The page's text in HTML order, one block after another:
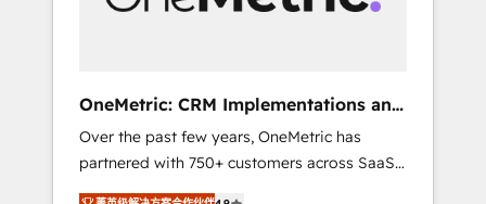
integrations 🤖 AI workflows & enrichment 📘
rely on for scalable revenue insights.
OneMetric: CRM Implementations and
GTM engineering
Over the past few years, OneMetric has
partnered with 750+ customers across SaaS,
fintech, healthcare, real estate, and other